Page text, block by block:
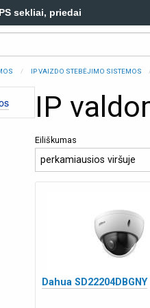
sekliai, priedai
IP VAIZDO STEBĖJIMO SISTEMOS
IP
Eiliškumas
Dahua SD22204DBGNY